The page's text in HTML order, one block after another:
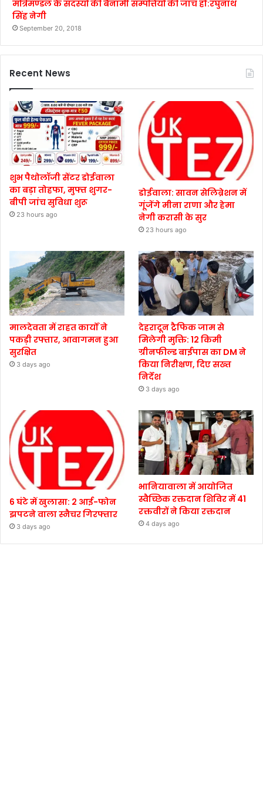
मंत्रिमण्डल के सदस्यों की बैनामी सम्पत्तियों की जाँच हो:रघुनाथ
सिंह नेगी
September 20, 2018
Recent News
शुभ पैथोलॉजी सेंटर डोईवाला
का बड़ा तोहफा, मुफ्त शुगर-
बीपी जांच सुविधा शुरू
23 hours ago
डोईवाला: सावन सेलिब्रेशन में
गूंजेंगे मीना राणा और हेमा
नेगी करासी के सुर
23 hours ago
मालदेवता में राहत कार्यों ने
पकड़ी रफ्तार, आवागमन हुआ
सुरक्षित
3 days ago
देहरादून ट्रैफिक जाम से
मिलेगी मुक्ति: 12 किमी
ग्रीनफील्ड बाईपास का DM ने
किया निरीक्षण, दिए सख्त
निर्देश
3 days ago
6 घंटे में खुलासा: 2 आई-फोन
झपटने वाला स्नैचर गिरफ्तार
3 days ago
भानियावाला में आयोजित
स्वैच्छिक रक्तदान शिविर में 41
रक्तवीरों ने किया रक्तदान
4 days ago